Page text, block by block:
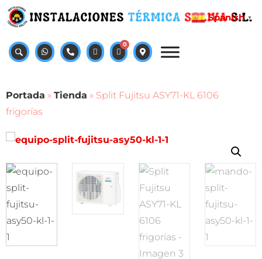
0
Portada » Tienda » Split Fujitsu ASY71-KL 6106
frigorías
Spanish ▼